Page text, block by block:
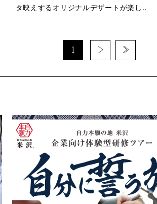
タ映えするオリジナルデザートが楽し..
1 › »